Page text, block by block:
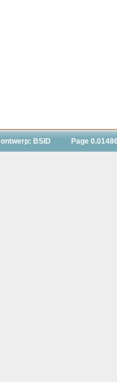
ontwerp: BSID Page